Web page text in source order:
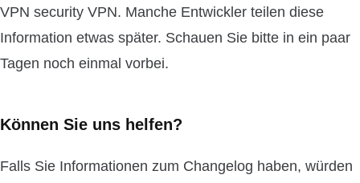
VPN security VPN. Manche Entwickler teilen diese
Information etwas später. Schauen Sie bitte in ein paar
Tagen noch einmal vorbei.
Können Sie uns helfen?
Falls Sie Informationen zum Changelog haben, würden